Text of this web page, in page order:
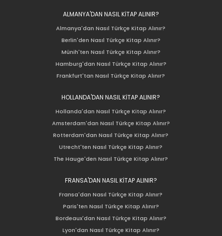
ALMANYA'DAN NASIL KİTAP ALINIR?
Almanya'dan Nasıl Türkçe Kitap Alınır?
Berlin'den Nasıl Türkçe Kitap Alınır?
Münih'ten Nasıl Türkçe Kitap Alınır?
Hamburg'dan Nasıl Türkçe Kitap Alınır?
Frankfurt'tan Nasıl Türkçe Kitap Alınır?
HOLLANDA'DAN NASIL KİTAP ALINIR?
Hollanda'dan Nasıl Türkçe Kitap Alınır?
Amsterdam'dan Nasıl Türkçe Kitap Alınır?
Rotterdam'dan Nasıl Türkçe Kitap Alınır?
Utrecht'ten Nasıl Türkçe Kitap Alınır?
The Hauge'den Nasıl Türkçe Kitap Alınır?
FRANSA'DAN NASIL KİTAP ALINIR?
Fransa'dan Nasıl Türkçe Kitap Alınır?
Paris'ten Nasıl Türkçe Kitap Alınır?
Bordeaux'dan Nasıl Türkçe Kitap Alınır?
Lyon'dan Nasıl Türkçe Kitap Alınır?